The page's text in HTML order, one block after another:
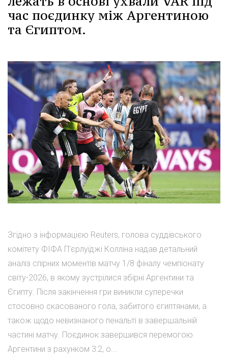
час поєдинку між Аргентиною
та Єгиптом.
Згідно з інформацією Reuters, голова суддівського
комітету ФІФА П'єрлуїджі Колліна надав детальний
аналіз спірних моментів матчу 1/8 фіналу чемпіонату
світу-2026, в якому зустрілися збірні Аргентини та
Єгипту. Після закінчення гри виникли суперечки
стосовно скасованого гола, забитого єгиптянами, а
також щодо невизнаного пенальті в завершальній
частині матчу. Поєдинок завершився перемогою
Аргентини з рахунком 3:2, о...